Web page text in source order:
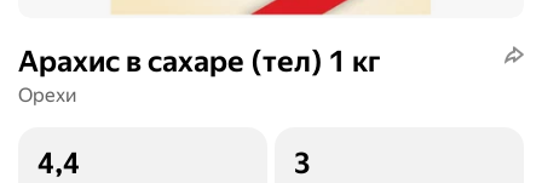
Арахис в сахаре (тел) 1 кг
Орехи
4,4 3